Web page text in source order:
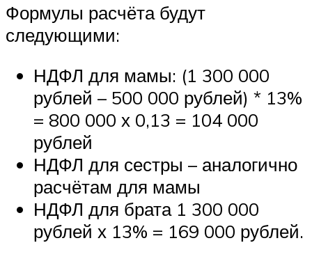
Формулы расчёта будут
следующими:
НДФЛ для мамы: (1 300 000
рублей – 500 000 рублей) * 13%
= 800 000 х 0,13 = 104 000
рублей
НДФЛ для сестры – аналогично
расчётам для мамы
НДФЛ для брата 1 300 000
рублей х 13% = 169 000 рублей.